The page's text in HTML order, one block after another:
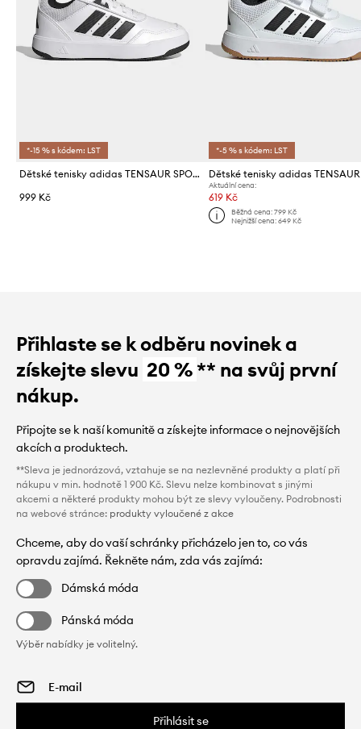
*-15 % s kódem: LST
Dětské tenisky adidas TENSAUR SPORT 3.0
999 Kč
*-5 % s kódem: LST
Aktuální cena:
619 Kč
Běžná cena: 799 Kč
Nejnižší cena: 649 Kč
Přihlaste se k odběru novinek a
získejte slevu 20 %** na svůj první
nákup.
Připojte se k naší komunitě a získejte informace o nejnovějších
akcích a produktech.
**Sleva je jednorázová, vztahuje se na nezlevněné produkty a platí při
nákupu v min. hodnotě 1 900 Kč. Slevu nelze kombinovat s jinými
akcemi a některé produkty mohou být ze slevy vyloučeny. Podrobnosti
na webové stránce: produkty vyloučené z akce
Chceme, aby do vaší schránky přicházelo jen to, co vás
opravdu zajímá. Řekněte nám, zda vás zajímá:
Dámská móda
Pánská móda
Výběr nabídky je volitelný.
Přihlásit se